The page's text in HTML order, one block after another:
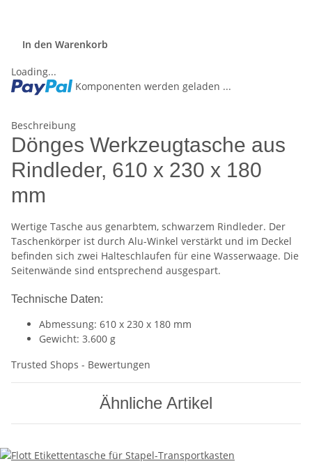
In den Warenkorb
Loading...
Komponenten werden geladen ...
Beschreibung
Dönges Werkzeugtasche aus
Rindleder, 610 x 230 x 180
mm
Wertige Tasche aus genarbtem, schwarzem Rindleder. Der
Taschenkörper ist durch Alu-Winkel verstärkt und im Deckel
befinden sich zwei Halteschlaufen für eine Wasserwaage. Die
Seitenwände sind entsprechend ausgespart.
Technische Daten:
Abmessung: 610 x 230 x 180 mm
Gewicht: 3.600 g
Trusted Shops - Bewertungen
Ähnliche Artikel